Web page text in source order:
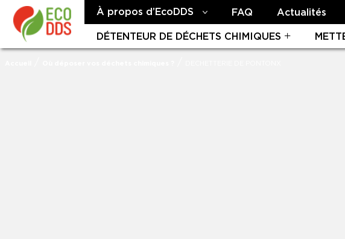
À propos d’EcoDDS FAQ Actualités
DÉTENTEUR DE DÉCHETS CHIMIQUES